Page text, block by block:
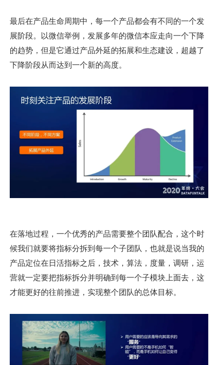
最后在产品生命周期中，每一个产品都会有不同的一个发
展阶段。以微信举例，发展多年的微信本应走向一个下降
的趋势，但是它通过产品外延的拓展和生态建设，超越了
下降阶段从而达到一个新的高度。
在落地过程，一个优秀的产品需要整个团队配合，这个时
候我们就要将指标分拆到每一个子团队，也就是说当我的
产品定位在日活指标之后，技术，算法，度量，调研，运
营就一定要把指标拆分并明确到每一个子模块上面去，这
才能更好的往前推进，实现整个团队的总体目标。